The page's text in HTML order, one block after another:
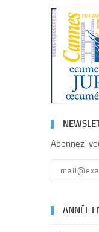
Abonnez-
ANNÉE